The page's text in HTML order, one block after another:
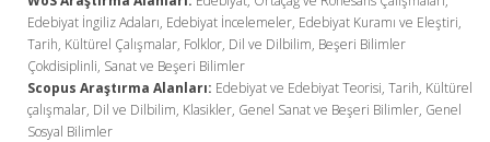
Edebiyat İngiliz Adaları, Edebiyat İncelemeler, Edebiyat Kuramı ve Eleştiri,
Tarih, Kültürel Çalışmalar, Folklor, Dil ve Dilbilim, Beşeri Bilimler
Çokdisiplinli, Sanat ve Beşeri Bilimler
Scopus Araştırma Alanları: Edebiyat ve Edebiyat Teorisi, Tarih, Kültürel
çalışmalar, Dil ve Dilbilim, Klasikler, Genel Sanat ve Beşeri Bilimler, Genel
Sosyal Bilimler